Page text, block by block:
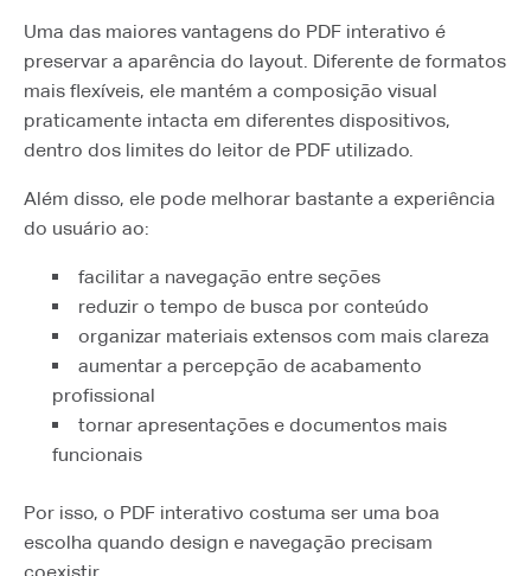
Uma das maiores vantagens do PDF interativo é
preservar a aparência do layout. Diferente de formatos
mais flexíveis, ele mantém a composição visual
praticamente intacta em diferentes dispositivos,
dentro dos limites do leitor de PDF utilizado.
Além disso, ele pode melhorar bastante a experiência
do usuário ao:
facilitar a navegação entre seções
reduzir o tempo de busca por conteúdo
organizar materiais extensos com mais clareza
aumentar a percepção de acabamento
profissional
tornar apresentações e documentos mais
funcionais
Por isso, o PDF interativo costuma ser uma boa
escolha quando design e navegação precisam